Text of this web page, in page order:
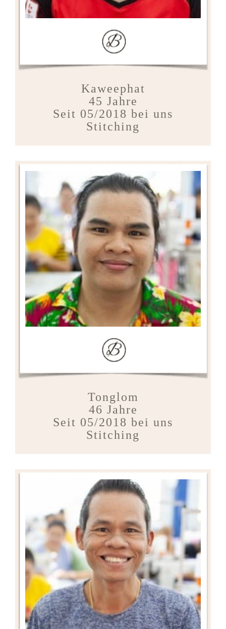
Kaweephat
45 Jahre
Seit 05/2018 bei uns
Stitching
Tonglom
46 Jahre
Seit 05/2018 bei uns
Stitching